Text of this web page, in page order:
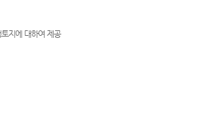
지에 대하여 제공